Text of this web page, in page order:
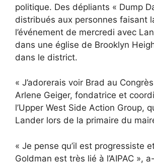
politique. Des dépliants « Dump
distribués aux personnes faisant
l’événement de mercredi avec
dans une église de Brooklyn
dans le district.
« J’adorerais voir Brad au
Arlene Geiger, fondatrice et
l’Upper West Side Action Group,
Lander lors de la primaire du
« Je pense qu’il est progressiste
Goldman est très lié à l’AIPAC »,